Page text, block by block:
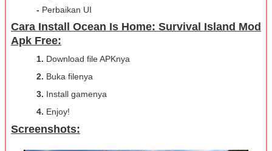
- Perbaikan UI
Cara Install Ocean Is Home: Survival Island Моd
Apk Free:
1. Download file APKnya
2. Buka filenya
3. Install gamenya
4. Enjoy!
Screenshots: